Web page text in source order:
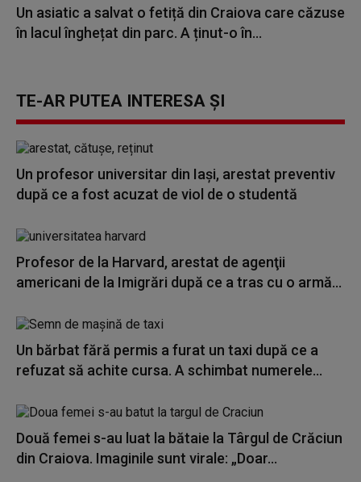
Un asiatic a salvat o fetiță din Craiova care căzuse
în lacul înghețat din parc. A ținut-o în...
TE-AR PUTEA INTERESA ȘI
Un profesor universitar din Iași, arestat preventiv
după ce a fost acuzat de viol de o studentă
Profesor de la Harvard, arestat de agenţii
americani de la Imigrări după ce a tras cu o armă...
Un bărbat fără permis a furat un taxi după ce a
refuzat să achite cursa. A schimbat numerele...
Două femei s-au luat la bătaie la Târgul de Crăciun
din Craiova. Imaginile sunt virale: „Doar...